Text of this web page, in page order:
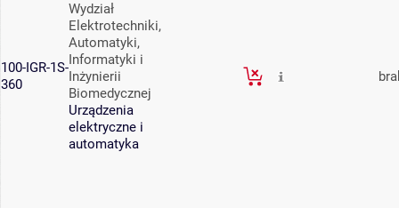
100-IGR-1S-
360
Wydział
Elektrotechniki,
Automatyki,
Informatyki i
Inżynierii
Biomedycznej
Urządzenia
elektryczne i
automatyka